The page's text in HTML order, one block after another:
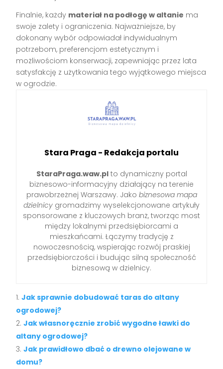
Finalnie, każdy materiał na podłogę w altanie ma
swoje zalety i ograniczenia. Najważniejsze, by
dokonany wybór odpowiadał indywidualnym
potrzebom, preferencjom estetycznym i
możliwościom konserwacji, zapewniając przez lata
satysfakcję z użytkowania tego wyjątkowego miejsca
w ogrodzie.
Stara Praga - Redakcja portalu
StaraPraga.waw.plto dynamiczny portal
biznesowo-informacyjny działający na terenie
prawobrzeżnej Warszawy. Jako biznesowa mapa
dzielnicy gromadzimy wyselekcjonowane artykuły
sponsorowane z kluczowych branż, tworząc most
między lokalnymi przedsiębiorcami a
mieszkańcami. Łączymy tradycję z
nowoczesnością, wspierając rozwój praskiej
przedsiębiorczości i budując silną społeczność
biznesową w dzielnicy.
Jak sprawnie dobudować taras do altany
ogrodowej?
Jak własnoręcznie zrobić wygodne ławki do
altany ogrodowej?
Jak prawidłowo dbać o drewno olejowane w
domu?